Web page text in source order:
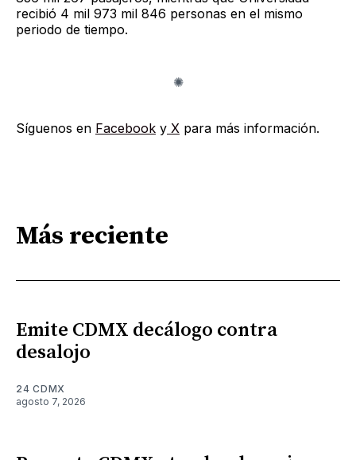
recibió 4 mil 973 mil 846 personas en el mismo
periodo de tiempo.
Síguenos en Facebook y X para más información.
Más reciente
Emite CDMX decálogo contra
desalojo
24 CDMX
agosto 7, 2026